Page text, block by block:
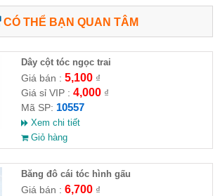
CÓ THỂ BẠN QUAN TÂM
Dây cột tóc ngọc trai
Giá bán : 5,100₫
Giá sỉ VIP : 4,000₫
Mã SP: 10557
Xem chi tiết
Giỏ hàng
Băng đô cái tóc hình gấu
Giá bán : 6,700₫